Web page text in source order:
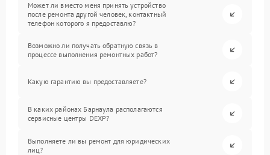
Может ли вместо меня принять устройство
после ремонта другой человек, контактный
телефон которого я предоставлю?
Возможно ли получать обратную связь в
процессе выполнения ремонтных работ?
Какую гарантию вы предоставляете?
В каких районах Барнаула располагаются
сервисные центры DEXP?
Выполняете ли вы ремонт для юридических
лиц?